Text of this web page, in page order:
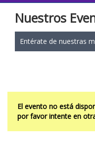
Nuestros
Entérate de nuestras
El evento no está
por favor intente en